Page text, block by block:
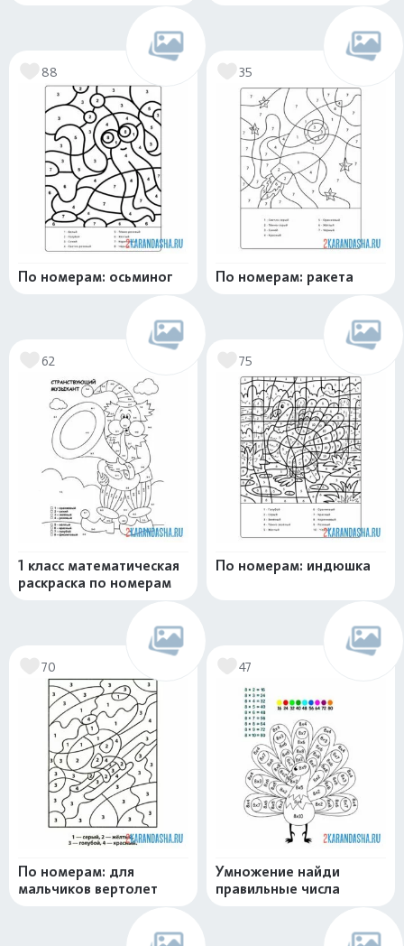
88
По номерам: осьминог
35
По номерам: ракета
62
1 класс математическая
раскраска по номерам
75
По номерам: индюшка
70
По номерам: для
мальчиков вертолет
47
Умножение найди
правильные числа